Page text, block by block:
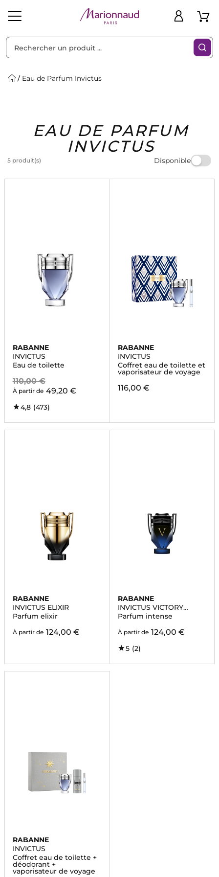
Solaire Homme Marques Idées
Cadeaux
Bons
Plans
Eau de Parfum Invictus
EAU DE PARFUM
INVICTUS
5 produit(s) Disponible
Filtres
RABANNE
INVICTUS
Eau de toilette
110,00 €
À partir de 49,20 €
4,8 (473)
RABANNE
INVICTUS
Coffret eau de toilette et
vaporisateur de voyage
116,00 €
RABANNE
INVICTUS ELIXIR
Parfum elixir
À partir de 124,00 €
RABANNE
INVICTUS VICTORY
ELIXIR
Parfum intense
À partir de 124,00 €
5 (2)
RABANNE
INVICTUS
Coffret eau de toilette +
déodorant +
vaporisateur de voyage